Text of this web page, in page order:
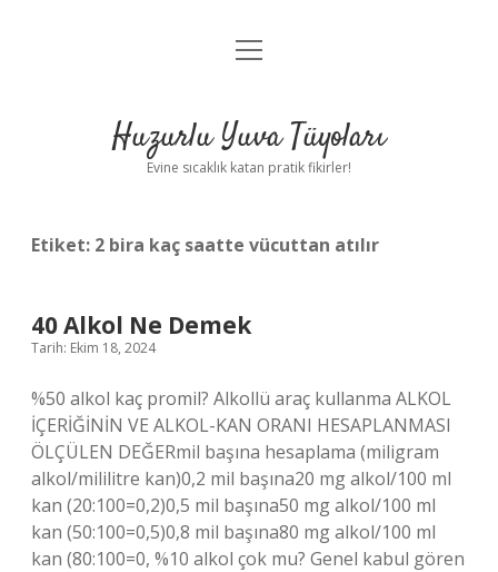
Anasayfa
Yasal Uyarı
menüyü
Huzurlu Yuva Tüyoları
Evine sıcaklık katan pratik fikirler!
Etiket: 2 bira kaç saatte vücuttan atılır
40 Alkol Ne Demek
Tarih: Ekim 18, 2024
%50 alkol kaç promil? Alkollü araç kullanma ALKOL
İÇERİĞİNİN VE ALKOL-KAN ORANI HESAPLANMASI
ÖLÇÜLEN DEĞERmil başına hesaplama (miligram
alkol/mililitre kan)0,2 mil başına20 mg alkol/100 ml
kan (20:100=0,2)0,5 mil başına50 mg alkol/100 ml
kan (50:100=0,5)0,8 mil başına80 mg alkol/100 ml
kan (80:100=0, %10 alkol çok mu? Genel kabul gören